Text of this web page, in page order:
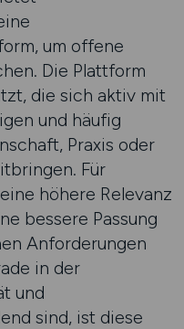
um offene
Die Plattform
die sich aktiv mit
und häufig
Praxis oder
Für
höhere Relevanz
bessere Passung
Anforderungen
in der
und
sind, ist diese